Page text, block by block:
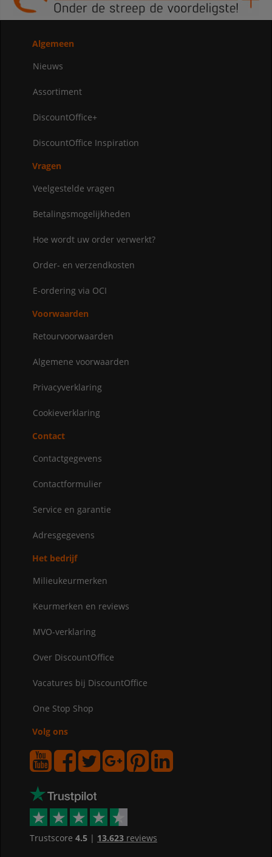
Algemeen
Nieuws
Assortiment
DiscountOffice+
DiscountOffice Inspiration
Vragen
Veelgestelde vragen
Betalingsmogelijkheden
Hoe wordt uw order verwerkt?
Order- en verzendkosten
E-ordering via OCI
Voorwaarden
Retourvoorwaarden
Algemene voorwaarden
Privacyverklaring
Cookieverklaring
Contact
Contactgegevens
Contactformulier
Service en garantie
Adresgegevens
Het bedrijf
Milieukeurmerken
Keurmerken en reviews
MVO-verklaring
Over DiscountOffice
Vacatures bij DiscountOffice
One Stop Shop
Volg ons
Trustscore 4.5| 13.623reviews